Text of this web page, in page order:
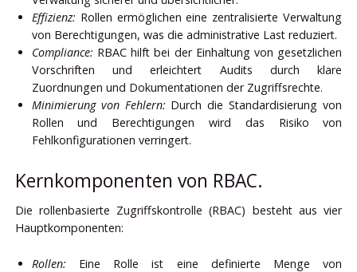
Effizienz: Rollen ermöglichen eine zentralisierte Verwaltung
von Berechtigungen, was die administrative Last reduziert.
Compliance: RBAC hilft bei der Einhaltung von gesetzlichen
Vorschriften und erleichtert Audits durch klare
Zuordnungen und Dokumentationen der Zugriffsrechte.
Minimierung von Fehlern: Durch die Standardisierung von
Rollen und Berechtigungen wird das Risiko von
Fehlkonfigurationen verringert.
Kernkomponenten von RBAC.
Die rollenbasierte Zugriffskontrolle (RBAC) besteht aus vier
Hauptkomponenten:
Rollen: Eine Rolle ist eine definierte Menge von